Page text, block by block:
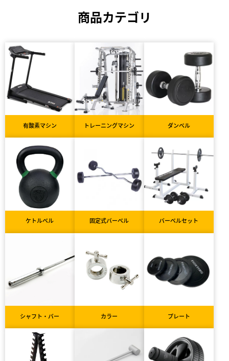
商品カテゴリ
有酸素マシン トレーニングマシン ダンベル
ケトルベル 固定式バーベル バーベルセット
シャフト・バー カラー プレート